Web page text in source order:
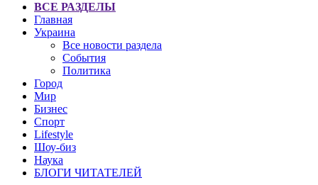
ВСЕ РАЗДЕЛЫ
Главная
Украина
Все новости раздела
События
Политика
Город
Мир
Бизнес
Спорт
Lifestyle
Шоу-биз
Наука
БЛОГИ ЧИТАТЕЛЕЙ